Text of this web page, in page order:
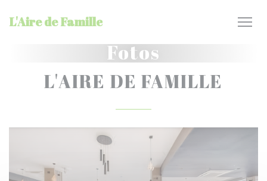
L'Aire de Famille
Fotos
L'AIRE DE FAMILLE